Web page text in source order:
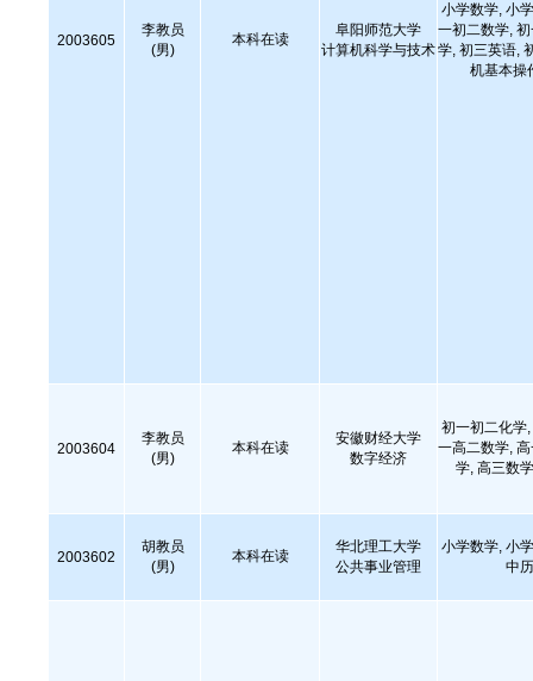
2003605
李教员
(男)
本科在读
阜阳师范大学
计算机科学与技术
小学数学, 小
一初二数学,
学, 初三英语,
机基本操
2003604
李教员
(男)
本科在读
安徽财经大学
数字经济
初一初二化学
一高二数学,
学, 高三数
2003602
胡教员
(男)
本科在读
华北理工大学
公共事业管理
小学数学, 小
中